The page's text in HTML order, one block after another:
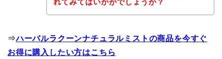
れてみてはいかがでしょうか？
⇒ハーバルラクーンナチュラルミストの商品を今すぐ
お得に購入したい方はこちら